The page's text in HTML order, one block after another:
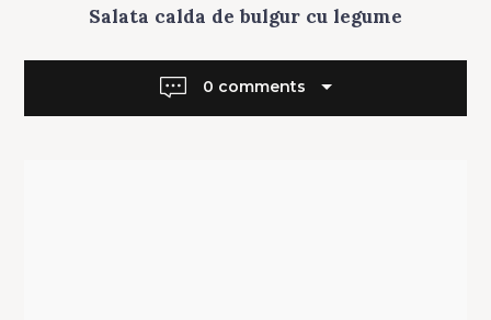
Salata calda de bulgur cu legume
0 comments